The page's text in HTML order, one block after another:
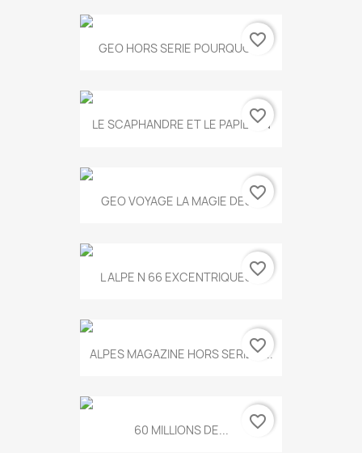
GEO HORS SERIE POURQUOI...
favorite_border
LE SCAPHANDRE ET LE PAPILLON
favorite_border
GEO VOYAGE LA MAGIE DES...
favorite_border
L ALPE N 66 EXCENTRIQUES...
favorite_border
ALPES MAGAZINE HORS SERIE N...
favorite_border
60 MILLIONS DE... favorite_border